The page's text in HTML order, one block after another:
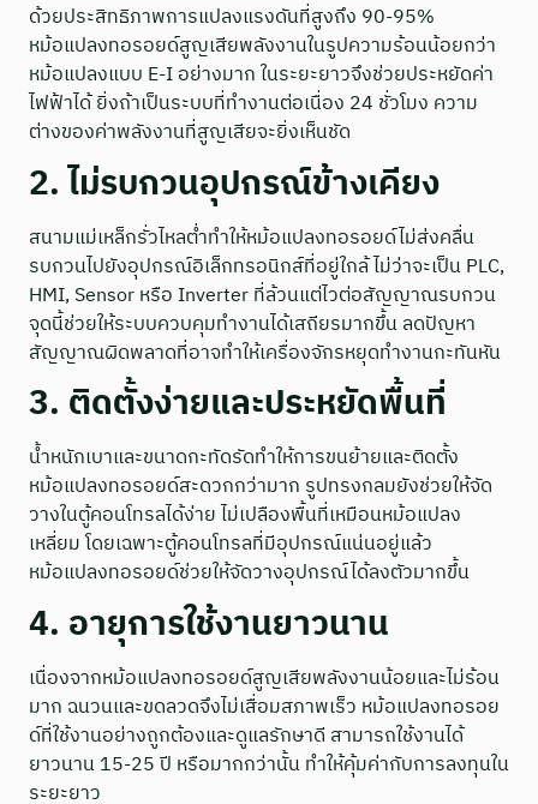
ด้วยประสิทธิภาพการแปลงแรงดันที่สูงถึง 90-95%
หม้อแปลงทอรอยด์สูญเสียพลังงานในรูปความร้อนน้อยกว่า
หม้อแปลงแบบ E-I อย่างมาก ในระยะยาวจึงช่วยประหยัดค่า
ไฟฟ้าได้ ยิ่งถ้าเป็นระบบที่ทำงานต่อเนื่อง 24 ชั่วโมง ความ
ต่างของค่าพลังงานที่สูญเสียจะยิ่งเห็นชัด
2. ไม่รบกวนอุปกรณ์ข้างเคียง
สนามแม่เหล็กรั่วไหลต่ำทำให้หม้อแปลงทอรอยด์ไม่ส่งคลื่น
รบกวนไปยังอุปกรณ์อิเล็กทรอนิกส์ที่อยู่ใกล้ ไม่ว่าจะเป็น PLC,
HMI, Sensor หรือ Inverter ที่ล้วนแต่ไวต่อสัญญาณรบกวน
จุดนี้ช่วยให้ระบบควบคุมทำงานได้เสถียรมากขึ้น ลดปัญหา
สัญญาณผิดพลาดที่อาจทำให้เครื่องจักรหยุดทำงานกะทันหัน
3. ติดตั้งง่ายและประหยัดพื้นที่
น้ำหนักเบาและขนาดกะทัดรัดทำให้การขนย้ายและติดตั้ง
หม้อแปลงทอรอยด์สะดวกกว่ามาก รูปทรงกลมยังช่วยให้จัด
วางในตู้คอนโทรลได้ง่าย ไม่เปลืองพื้นที่เหมือนหม้อแปลง
เหลี่ยม โดยเฉพาะตู้คอนโทรลที่มีอุปกรณ์แน่นอยู่แล้ว
หม้อแปลงทอรอยด์ช่วยให้จัดวางอุปกรณ์ได้ลงตัวมากขึ้น
4. อายุการใช้งานยาวนาน
เนื่องจากหม้อแปลงทอรอยด์สูญเสียพลังงานน้อยและไม่ร้อน
มาก ฉนวนและขดลวดจึงไม่เสื่อมสภาพเร็ว หม้อแปลงทอรอย
ด์ที่ใช้งานอย่างถูกต้องและดูแลรักษาดี สามารถใช้งานได้
ยาวนาน 15-25 ปี หรือมากกว่านั้น ทำให้คุ้มค่ากับการลงทุนใน
ระยะยาว